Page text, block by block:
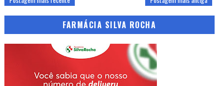
FARMÁCIA SILVA ROCHA